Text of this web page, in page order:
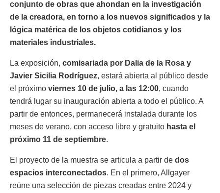
conjunto de obras que ahondan en la investigación
de la creadora, en torno a los nuevos significados y la
lógica matérica de los objetos cotidianos y los
materiales industriales.
La exposición, comisariada por Dalia de la Rosa y
Javier Sicilia Rodríguez, estará abierta al público desde
el próximo viernes 10 de julio, a las 12:00, cuando
tendrá lugar su inauguración abierta a todo el público. A
partir de entonces, permanecerá instalada durante los
meses de verano, con acceso libre y gratuito hasta el
próximo 11 de septiembre.
El proyecto de la muestra se articula a partir de dos
espacios interconectados. En el primero, Allgayer
reúne una selección de piezas creadas entre 2024 y